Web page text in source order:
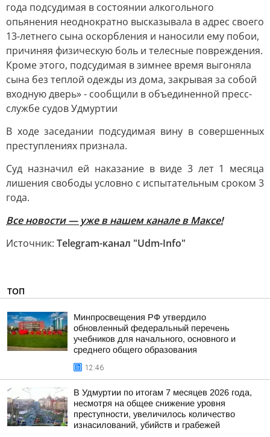
года подсудимая в состоянии алкогольного
опьянения неоднократно высказывала в адрес своего
13-летнего сына оскорбления и наносили ему побои,
причиняя физическую боль и телесные повреждения.
Кроме этого, подсудимая в зимнее время выгоняла
сына без теплой одежды из дома, закрывая за собой
входную дверь» - сообщили в объединенной пресс-
службе судов Удмуртии
В ходе заседании подсудимая вину в совершенных
преступлениях признала.
Суд назначил ей наказание в виде 3 лет 1 месяца
лишения свободы условно с испытательным сроком 3
года.
Все новости — уже в нашем канале в Максе!
Источник: Telegram-канал "Udm-Info"
ТОП
Минпросвещения РФ утвердило
обновленный федеральный перечень
учебников для начального, основного и
среднего общего образования
12:46
В Удмуртии по итогам 7 месяцев 2026 года,
несмотря на общее снижение уровня
преступности, увеличилось количество
изнасилований, убийств и грабежей